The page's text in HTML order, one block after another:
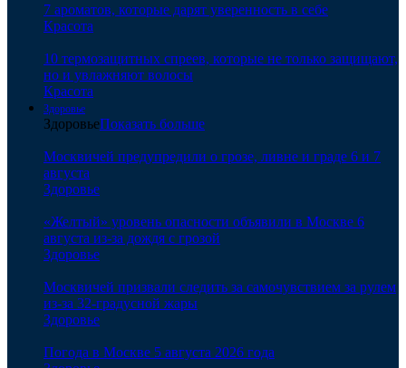
7 ароматов, которые дарят уверенность в себе
Красота
10 термозащитных спреев, которые не только защищают,
но и увлажняют волосы
Красота
Здоровье
ЗдоровьеПоказать больше
Москвичей предупредили о грозе, ливне и граде 6 и 7
августа
Здоровье
«Желтый» уровень опасности объявили в Москве 6
августа из-за дождя с грозой
Здоровье
Москвичей призвали следить за самочувствием за рулем
из-за 32-градусной жары
Здоровье
Погода в Москве 5 августа 2026 года